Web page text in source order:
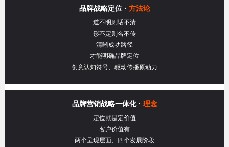
品牌战略定位 · 方法论
道不明则话不清
形不定则名不传
清晰成功路径
才能明确品牌定位
创意认知符号、驱动传播原动力
品牌营销战略一体化 · 理念
定位就是定价值
客户价值有
两个呈现层面、四个发展阶段